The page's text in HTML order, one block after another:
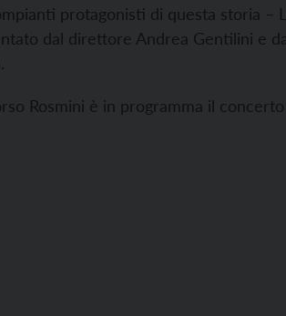
protagonisti di questa storia –
dal direttore Andrea Gentilini e
Rosmini è in programma il